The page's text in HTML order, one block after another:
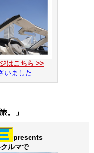
はこちら >>
いました
。」
presents
ルマで